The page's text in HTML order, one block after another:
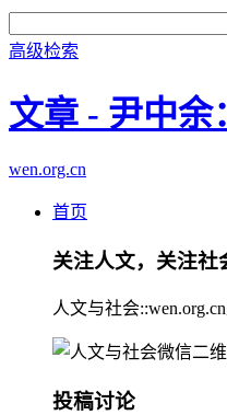
高级检索
文章 - 尹中余
wen.org.cn
首页
关注人文，关注社
人文与社会
投稿讨论